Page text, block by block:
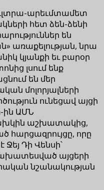
արեւմտամետ
հետ ձեն-ձենի
են
առաքելության, նրա
կյանքի եւ բարօր
լսում ենք
են մեր
մոլորյալների
ունեցավ այցի
ին ԱՄՆ
աշխատակից,
հարցազրույցը, որը
Ջեյ Դի Վենսի՝
այցերի
նշանակության